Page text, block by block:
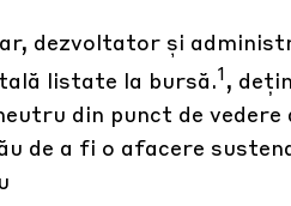
dezvoltator și
listate la bursă.1,
din punct de
de a fi o afacere